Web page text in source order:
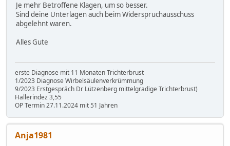
Je mehr Betroffene Klagen, um so besser.
Sind deine Unterlagen auch beim Widerspruchausschuss
abgelehnt waren.
Alles Gute
erste Diagnose mit 11 Monaten Trichterbrust
1/2023 Diagnose Wirbelsäulenverkrümmung
9/2023 Erstgespräch Dr Lützenberg mittelgradige Trichterbrust)
Hallerindez 3,55
OP Termin 27.11.2024 mit 51 Jahren
Anja1981